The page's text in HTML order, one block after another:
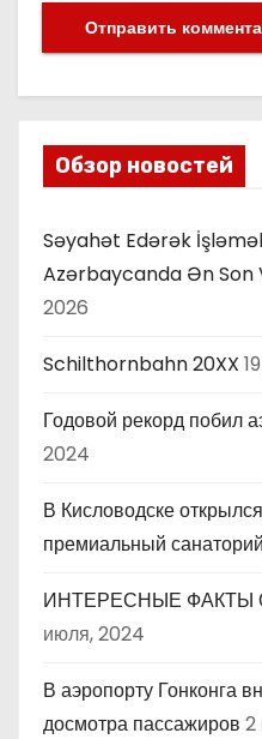
Обзор новостей
Səyahət Edərək
Azərbaycanda Ən Son
2026
Schilthornbahn 20XX
Годовой рекорд побил
2024
В Кисловодске
премиальный санаторий
ИНТЕРЕСНЫЕ ФАКТЫ
июля, 2024
В аэропорту Гонконга
досмотра пассажиров 2